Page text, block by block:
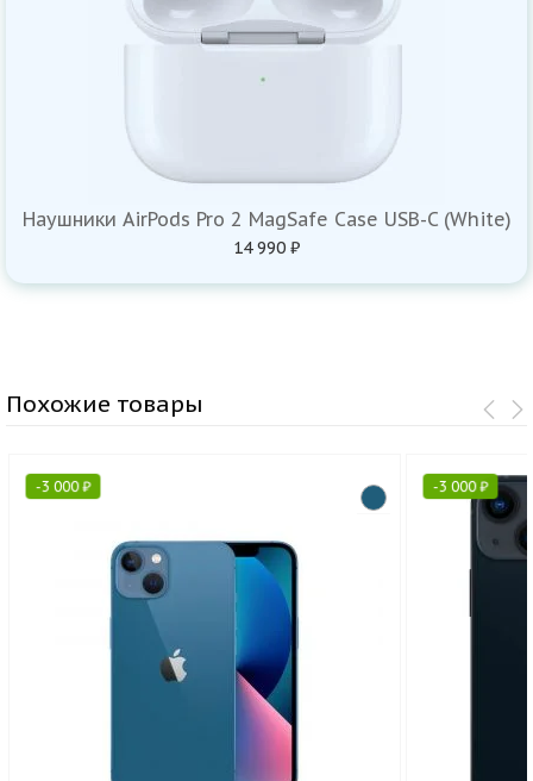
Наушники AirPods Pro 2 MagSafe Case USB-C (White)
14 990 ₽
Похожие товары
-3 000₽ -3 000₽